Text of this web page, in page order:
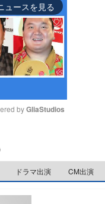
ュースを見る
e
by GliaStudios
ドラマ出演 CM出演